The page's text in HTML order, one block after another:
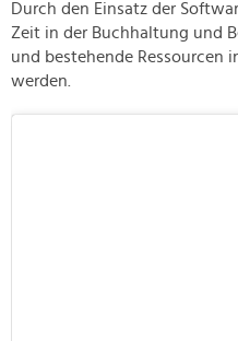
Durch den Einsatz der
Zeit in der Buchhaltung und
und bestehende Ressourcen
werden.